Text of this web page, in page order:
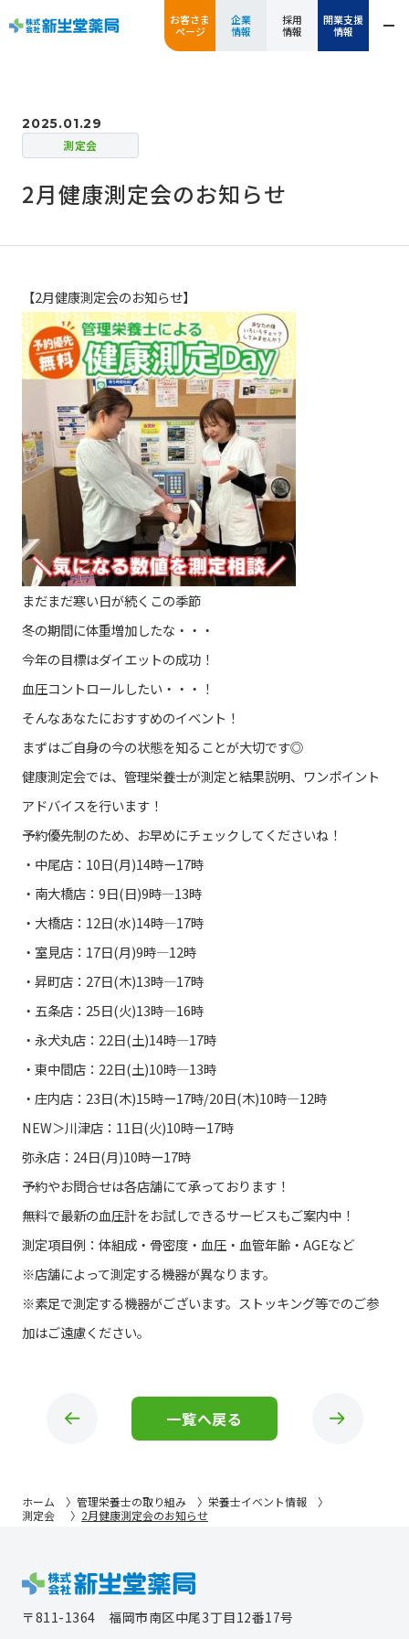
お客さま
ページ
企業
情報
採用
情報
開業支援
情報
2025.01.29
測定会
2月健康測定会のお知らせ
【2月健康測定会のお知らせ】
まだまだ寒い日が続くこの季節
冬の期間に体重増加したな・・・
今年の目標はダイエットの成功！
血圧コントロールしたい・・・！
そんなあなたにおすすめのイベント！
まずはご自身の今の状態を知ることが大切です◎
健康測定会では、管理栄養士が測定と結果説明、ワンポイント
アドバイスを行います！
予約優先制のため、お早めにチェックしてくださいね！
・中尾店：10日(月)14時ー17時
・南大橋店：9日(日)9時―13時
・大橋店：12日(水)14時―17時
・室見店：17日(月)9時―12時
・昇町店：27日(木)13時―17時
・五条店：25日(火)13時―16時
・永犬丸店：22日(土)14時―17時
・東中間店：22日(土)10時―13時
・庄内店：23日(木)15時ー17時/20日(木)10時―12時
NEW＞川津店：11日(火)10時ー17時
弥永店：24日(月)10時ー17時
予約やお問合せは各店舗にて承っております！
無料で最新の血圧計をお試しできるサービスもご案内中！
測定項目例：体組成・骨密度・血圧・血管年齢・AGEなど
※店舗によって測定する機器が異なります。
※素足で測定する機器がございます。ストッキング等でのご参
加はご遠慮ください。
一覧へ戻る
ホーム 管理栄養士の取り組み
栄養士イベント情報
測定会
2月健康測定会のお知らせ
〒811-1364 福岡市南区中尾3丁目12番17号